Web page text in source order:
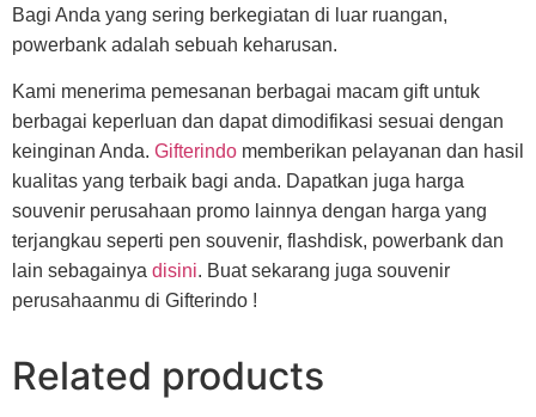
Bagi Anda yang sering berkegiatan di luar ruangan,
powerbank adalah sebuah keharusan.
Kami menerima pemesanan berbagai macam gift untuk
berbagai keperluan dan dapat dimodifikasi sesuai dengan
keinginan Anda. Gifterindo memberikan pelayanan dan hasil
kualitas yang terbaik bagi anda. Dapatkan juga harga
souvenir perusahaan promo lainnya dengan harga yang
terjangkau seperti pen souvenir, flashdisk, powerbank dan
lain sebagainya disini. Buat sekarang juga souvenir
perusahaanmu di Gifterindo !
Related products